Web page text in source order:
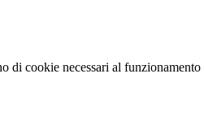
di cookie necessari al